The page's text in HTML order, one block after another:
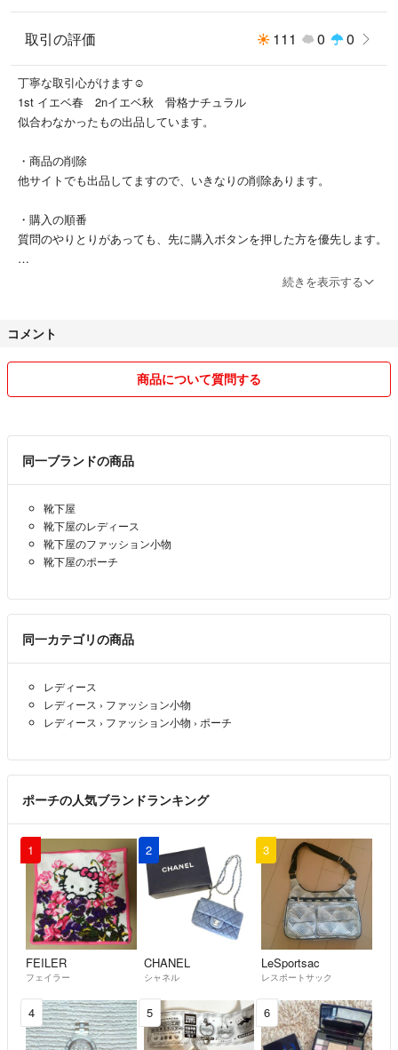
取引の評価 111 0 0
丁寧な取引心がけます☺️
1st イエベ春 2nイエベ秋 骨格ナチュラル
似合わなかったもの出品しています。
・商品の削除
他サイトでも出品してますので、いきなりの削除あります。
・購入の順番
質問のやりとりがあっても、先に購入ボタンを押した方を優先します。
購入後の指定は応じかねます。
受付ておりません。
値下げ対応していません。
値下げ希望コメントいただいた方は、ブロックさせていただきます。
続きを表示する
コメント
商品について質問する
同一ブランドの商品
靴下屋
靴下屋のレディース
靴下屋のファッション小物
靴下屋のポーチ
同一カテゴリの商品
レディース
レディース › ファッション小物
レディース › ファッション小物 › ポーチ
ポーチの人気ブランドランキング
1
FEILER
フェイラー
2
CHANEL
シャネル
3
LeSportsac
レスポートサック
4 5 6